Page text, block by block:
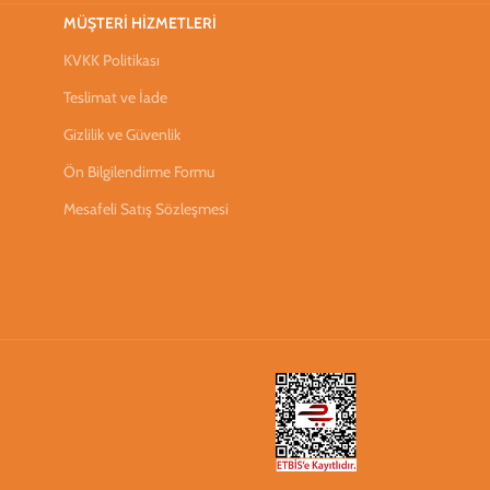
MÜŞTERİ HİZMETLERİ
KVKK Politikası
Teslimat ve İade
Gizlilik ve Güvenlik
Ön Bilgilendirme Formu
Mesafeli Satış Sözleşmesi